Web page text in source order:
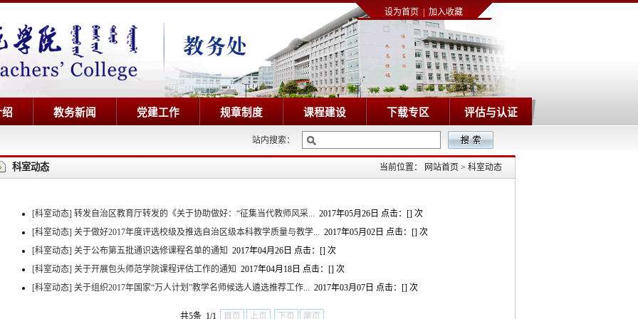
设为首页 加入收藏
教务新闻 党建工作 规章制度 课程建设 下载专区 评估与认证
站内搜索：
科室动态 当前位置： 网站首页 > 科室动态
[科室动态] 转发自治区教育厅转发的《关于协助做好：“征集当代教师风采... 2017年05月26日 点击：[] 次
[科室动态] 关于做好2017年度评选校级及推选自治区级本科教学质量与教学... 2017年05月02日 点击：[] 次
[科室动态] 关于公布第五批通识选修课程名单的通知 2017年04月26日 点击：[] 次
[科室动态] 关于开展包头师范学院课程评估工作的通知 2017年04月18日 点击：[] 次
[科室动态] 关于组织2017年国家“万人计划”教学名师候选人遴选推荐工作... 2017年03月07日 点击：[] 次
共5条 1/1 首页 上页 下页 尾页